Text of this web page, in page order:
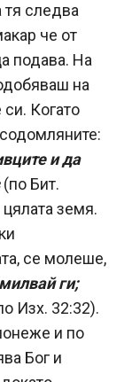
тя следва
че от
подава. На
на
Когато
и да
(по Бит.
земя.
се молеше,
ги;
Изх. 32:32).
и по
Бог и